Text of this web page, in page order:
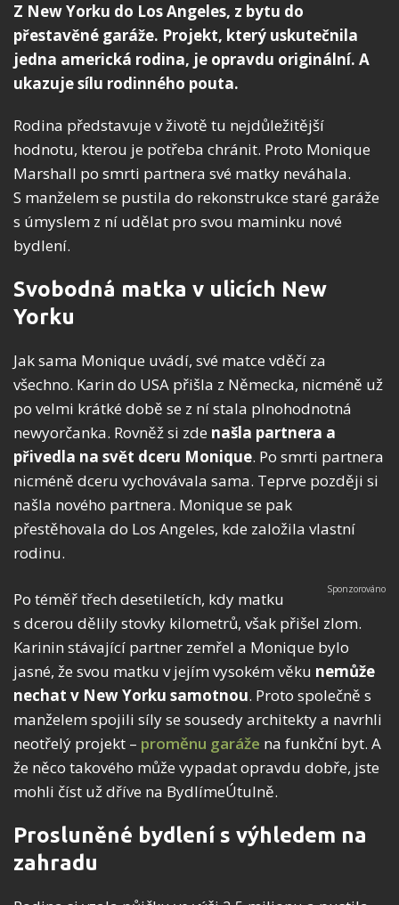
Z New Yorku do Los Angeles, z bytu do
přestavěné garáže. Projekt, který uskutečnila
jedna americká rodina, je opravdu originální. A
ukazuje sílu rodinného pouta.
Rodina představuje v životě tu nejdůležitější
hodnotu, kterou je potřeba chránit. Proto Monique
Marshall po smrti partnera své matky neváhala.
S manželem se pustila do rekonstrukce staré garáže
s úmyslem z ní udělat pro svou maminku nové
bydlení.
Svobodná matka v ulicích New
Yorku
Jak sama Monique uvádí, své matce vděčí za
všechno. Karin do USA přišla z Německa, nicméně už
po velmi krátké době se z ní stala plnohodnotná
newyorčanka. Rovněž si zde našla partnera a
přivedla na svět dceru Monique. Po smrti partnera
nicméně dceru vychovávala sama. Teprve později si
našla nového partnera. Monique se pak
přestěhovala do Los Angeles, kde založila vlastní
rodinu.
Po téměř třech desetiletích, kdy matku
s dcerou dělily stovky kilometrů, však přišel zlom.
Karinin stávající partner zemřel a Monique bylo
jasné, že svou matku v jejím vysokém věku nemůže
nechat v New Yorku samotnou. Proto společně s
manželem spojili síly se sousedy architekty a navrhli
neotřelý projekt – proměnu garáže na funkční byt. A
že něco takového může vypadat opravdu dobře, jste
mohli číst už dříve na BydlímeÚtulně.
Prosluněné bydlení s výhledem na
zahradu